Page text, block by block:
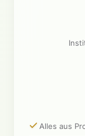
Alles aus